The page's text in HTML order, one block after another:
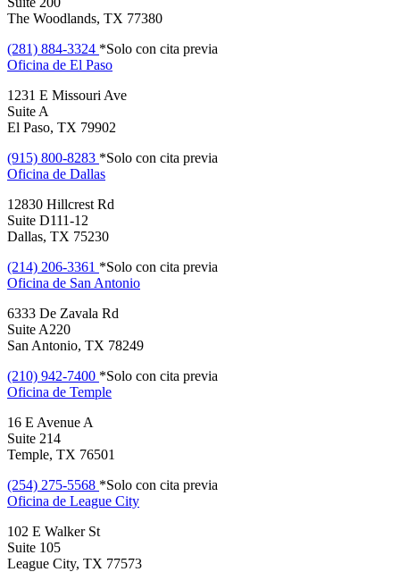
The Woodlands, TX 77380
(281) 884-3324 *Solo con cita previa
Oficina de El Paso
1231 E Missouri Ave
Suite A
El Paso, TX 79902
(915) 800-8283 *Solo con cita previa
Oficina de Dallas
12830 Hillcrest Rd
Suite D111-12
Dallas, TX 75230
(214) 206-3361 *Solo con cita previa
Oficina de San Antonio
6333 De Zavala Rd
Suite A220
San Antonio, TX 78249
(210) 942-7400 *Solo con cita previa
Oficina de Temple
16 E Avenue A
Suite 214
Temple, TX 76501
(254) 275-5568 *Solo con cita previa
Oficina de League City
102 E Walker St
Suite 105
League City, TX 77573